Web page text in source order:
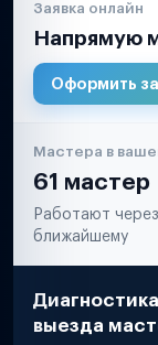
Заявка онлайн
Напрямую
Оформить
Мастера в
61 мастер
Работают
ближайшему
выезда